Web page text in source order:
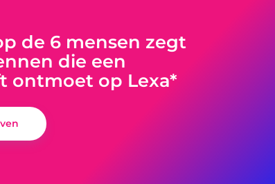
de 6 mensen zegt
die een
ontmoet op Lexa*